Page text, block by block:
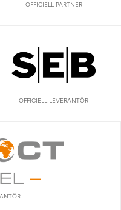
OFFICIELL PARTNER
OFFICIELL LEVERANTÖR